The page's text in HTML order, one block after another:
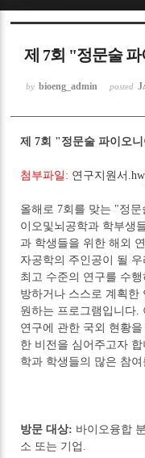
제 7회 "정문술
by bioeng_admin posted
제 7회 "정문술 파이오
첨부파일: 연구지원서
올해로 7회를 맞는 "정
이오및뇌공학과 학부생
과 학생들을 위한 해외
자공학의 주인공이 될
최고 수준의 연구를 수
방하거나 스스로 계획한
원하는 프로그램입니다.
연구에 관한 국외 현황
한 비전을 심어주고자
학과 학생들의 많은 참여
방문 대상: 바이오융합
소 또는 기업.